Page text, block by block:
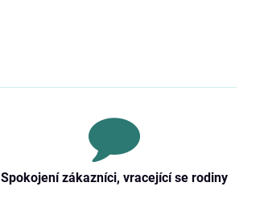
Spokojení zákazníci, vracející se rodiny